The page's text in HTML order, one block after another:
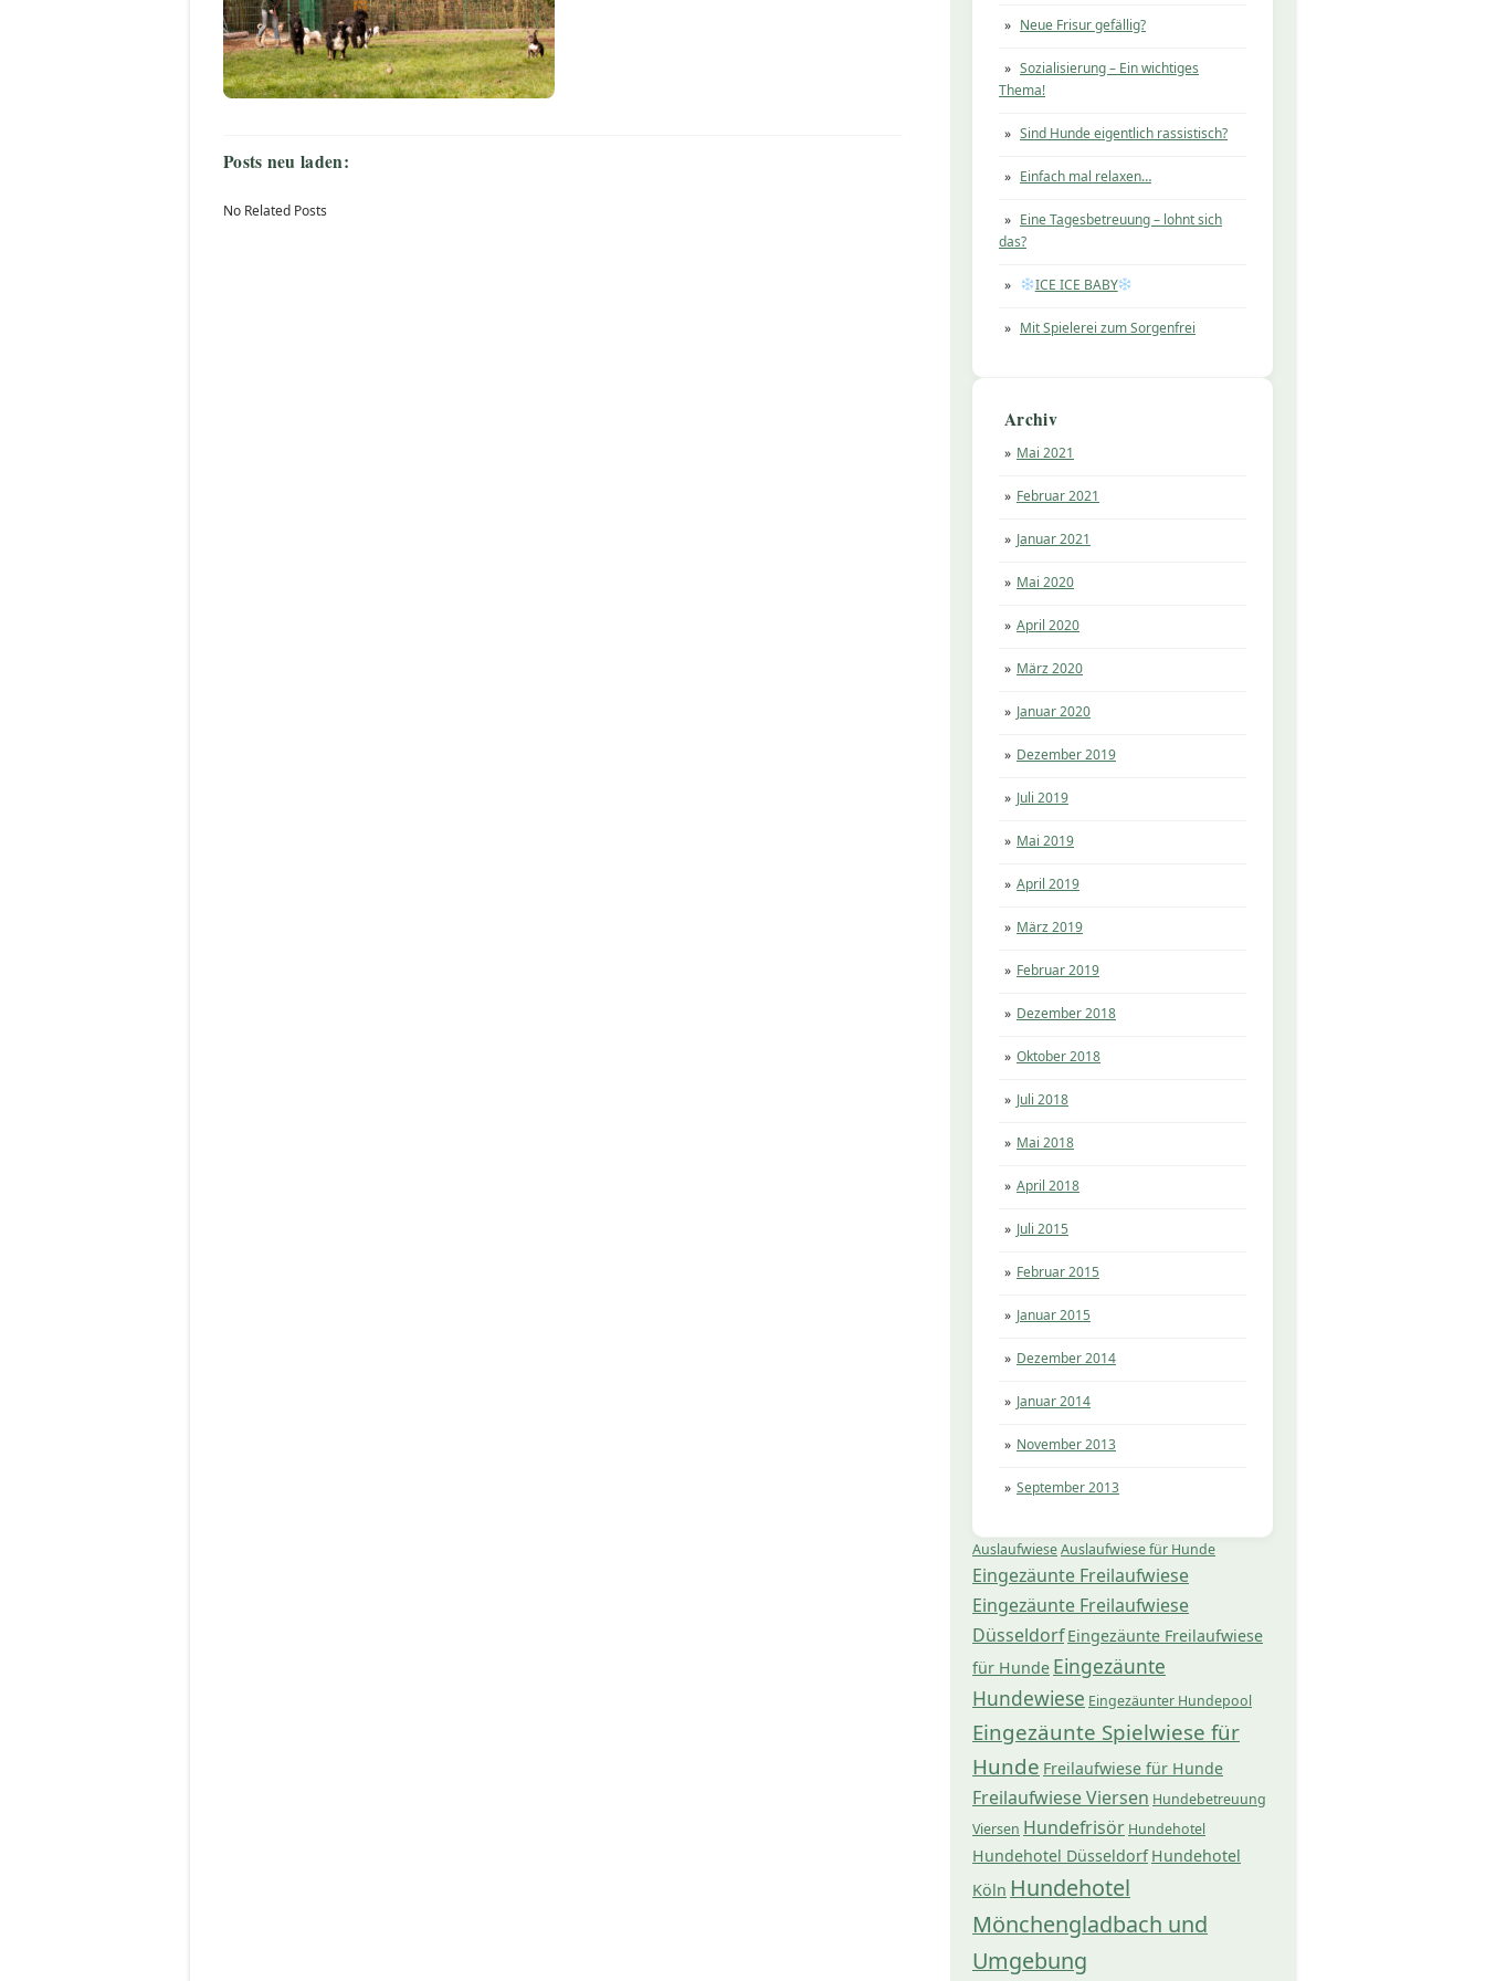
Neue Frisur gefällig?
Sozialisierung – Ein wichtiges
Thema!
Sind Hunde eigentlich rassistisch?
Einfach mal relaxen…
Eine Tagesbetreuung – lohnt sich
das?
ICE ICE BABY
Mit Spielerei zum Sorgenfrei
Archiv
Mai 2021
Februar 2021
Januar 2021
Mai 2020
April 2020
März 2020
Januar 2020
Dezember 2019
Juli 2019
Mai 2019
April 2019
März 2019
Februar 2019
Dezember 2018
Oktober 2018
Juli 2018
Mai 2018
April 2018
Juli 2015
Februar 2015
Januar 2015
Dezember 2014
Januar 2014
November 2013
September 2013
AuslaufwieseAuslaufwiese für Hunde
Eingezäunte Freilaufwiese
Eingezäunte Freilaufwiese
Düsseldorf Eingezäunte Freilaufwiese
für Hunde Eingezäunte
Hundewiese Eingezäunter Hundepool
Eingezäunte Spielwiese für
Hunde Freilaufwiese für Hunde
Freilaufwiese Viersen Hundebetreuung
Viersen Hundefrisör Hundehotel
Hundehotel Düsseldorf Hundehotel
Köln Hundehotel
Mönchengladbach und
Umgebung
Posts neu laden:
No Related Posts